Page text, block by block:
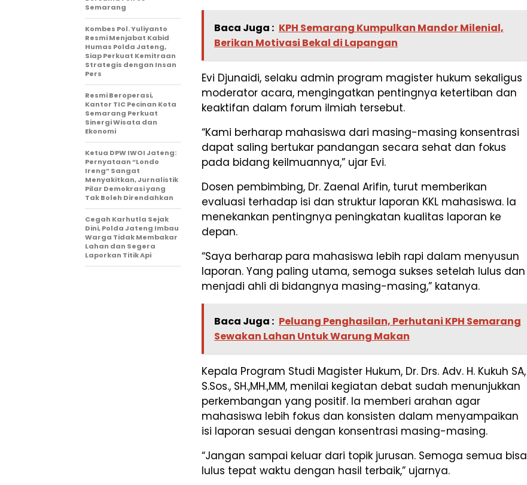
Baca Juga : KPH Semarang Kumpulkan Mandor Milenial,
Berikan Motivasi Bekal di Lapangan
Evi Djunaidi, selaku admin program magister hukum sekaligus
moderator acara, mengingatkan pentingnya ketertiban dan
keaktifan dalam forum ilmiah tersebut.
“Kami berharap mahasiswa dari masing-masing konsentrasi
dapat saling bertukar pandangan secara sehat dan fokus
pada bidang keilmuannya,” ujar Evi.
Dosen pembimbing, Dr. Zaenal Arifin, turut memberikan
evaluasi terhadap isi dan struktur laporan KKL mahasiswa. Ia
menekankan pentingnya peningkatan kualitas laporan ke
depan.
“Saya berharap para mahasiswa lebih rapi dalam menyusun
laporan. Yang paling utama, semoga sukses setelah lulus dan
menjadi ahli di bidangnya masing-masing,” katanya.
Baca Juga : Peluang Penghasilan, Perhutani KPH Semarang
Sewakan Lahan Untuk Warung Makan
Kepala Program Studi Magister Hukum, Dr. Drs. Adv. H. Kukuh SA,
S.Sos., SH.,MH.,MM, menilai kegiatan debat sudah menunjukkan
perkembangan yang positif. Ia memberi arahan agar
mahasiswa lebih fokus dan konsisten dalam menyampaikan
isi laporan sesuai dengan konsentrasi masing-masing.
“Jangan sampai keluar dari topik jurusan. Semoga semua bisa
lulus tepat waktu dengan hasil terbaik,” ujarnya.
Semarang
Kombes Pol. Yuliyanto
Resmi Menjabat Kabid
Humas Polda Jateng,
Siap Perkuat Kemitraan
Strategis dengan Insan
Pers
Resmi Beroperasi,
Kantor TIC Pecinan Kota
Semarang Perkuat
Sinergi Wisata dan
Ekonomi
Ketua DPW IWOI Jateng:
Pernyataan “Londo
Ireng” Sangat
Menyakitkan, Jurnalistik
Pilar Demokrasi yang
Tak Boleh Direndahkan
Cegah Karhutla Sejak
Dini, Polda Jateng Imbau
Warga Tidak Membakar
Lahan dan Segera
Laporkan Titik Api